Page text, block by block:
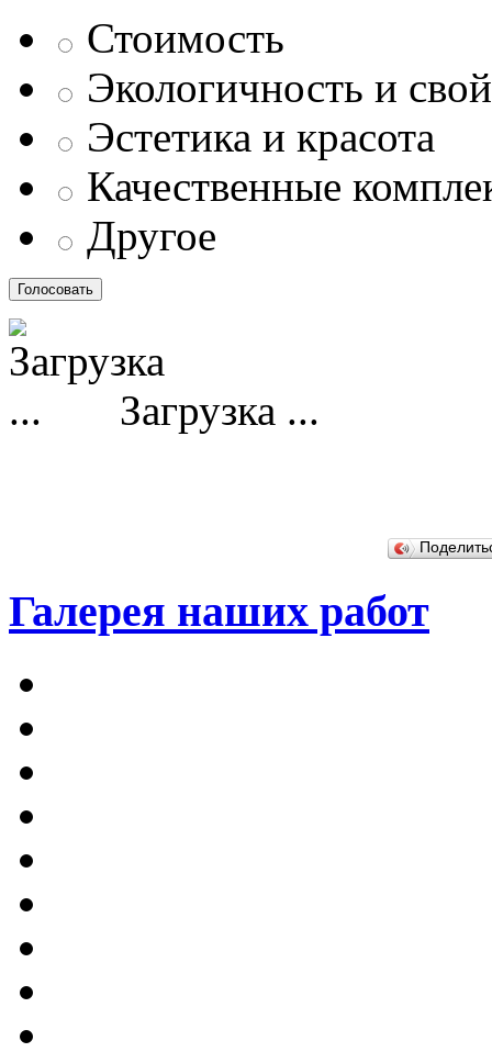
Стоимость
Экологичность и
Эстетика и красота
Качественные
Другое
Загрузка ...
Галерея наших работ